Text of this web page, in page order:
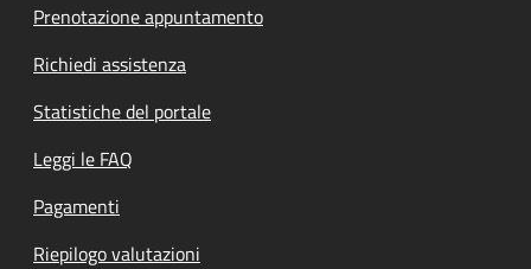
Prenotazione appuntamento
Richiedi assistenza
Statistiche del portale
Leggi le FAQ
Pagamenti
Riepilogo valutazioni